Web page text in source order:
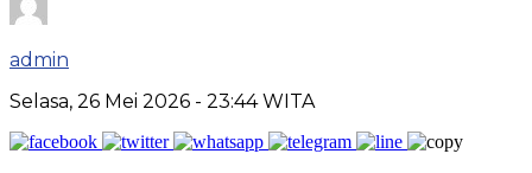
admin
Selasa, 26 Mei 2026 - 23:44 WITA